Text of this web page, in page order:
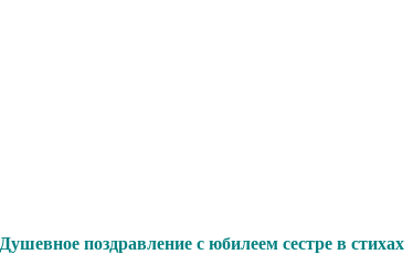
Душевное поздравление с юбилеем сестре в стихах